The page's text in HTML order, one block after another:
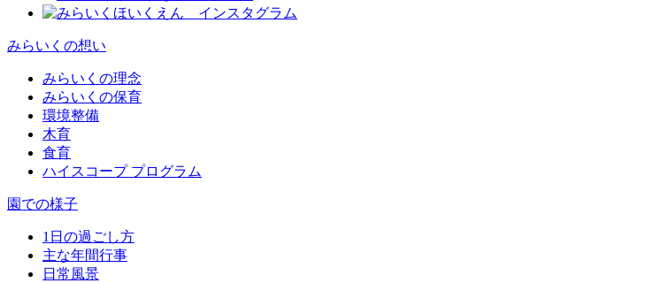
みらいくの想い
みらいくの理念
みらいくの保育
環境整備
木育
食育
ハイスコープ プログラム
園での様子
1日の過ごし方
主な年間行事
日常風景